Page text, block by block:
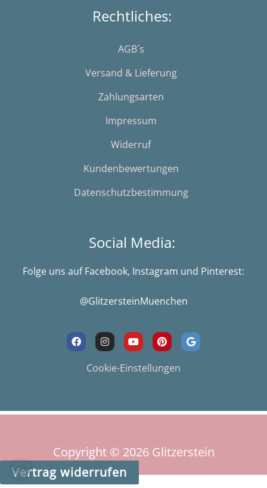
Rechtliches:
AGB´s
Versand & Lieferung
Zahlungsarten
Impressum
Widerruf
Kundenbewertungen
Datenschutzbestimmung
Social Media:
Folge uns auf Facebook, Instagram und Pinterest:
@GlitzersteinMuenchen
F
a
c
I
n
s
t
a
m
Y
o
u
t
u
P
i
n
t
e
t
G
o
o
Cookie-Einstellungen
Copyright © 2026 Glitzerstein
Vertrag widerrufen